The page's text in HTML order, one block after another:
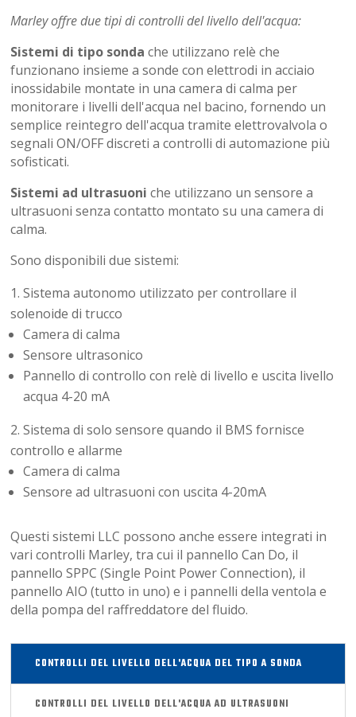
Marley offre due tipi di controlli del livello dell'acqua:
Sistemi di tipo sonda che utilizzano relè che
funzionano insieme a sonde con elettrodi in acciaio
inossidabile montate in una camera di calma per
monitorare i livelli dell'acqua nel bacino, fornendo un
semplice reintegro dell'acqua tramite elettrovalvola o
segnali ON/OFF discreti a controlli di automazione più
sofisticati.
Sistemi ad ultrasuoniche utilizzano un sensore a
ultrasuoni senza contatto montato su una camera di
calma.
Sono disponibili due sistemi:
Sistema autonomo utilizzato per controllare il
solenoide di trucco
Camera di calma
Sensore ultrasonico
Pannello di controllo con relè di livello e uscita livello
acqua 4-20 mA
Sistema di solo sensore quando il BMS fornisce
controllo e allarme
Camera di calma
Sensore ad ultrasuoni con uscita 4-20mA
Questi sistemi LLC possono anche essere integrati in
vari controlli Marley, tra cui il pannello Can Do, il
pannello SPPC (Single Point Power Connection), il
pannello AIO (tutto in uno) e i pannelli della ventola e
della pompa del raffreddatore del fluido.
CONTROLLI DEL LIVELLO DELL'ACQUA DEL TIPO A SONDA
CONTROLLI DEL LIVELLO DELL'ACQUA AD ULTRASUONI